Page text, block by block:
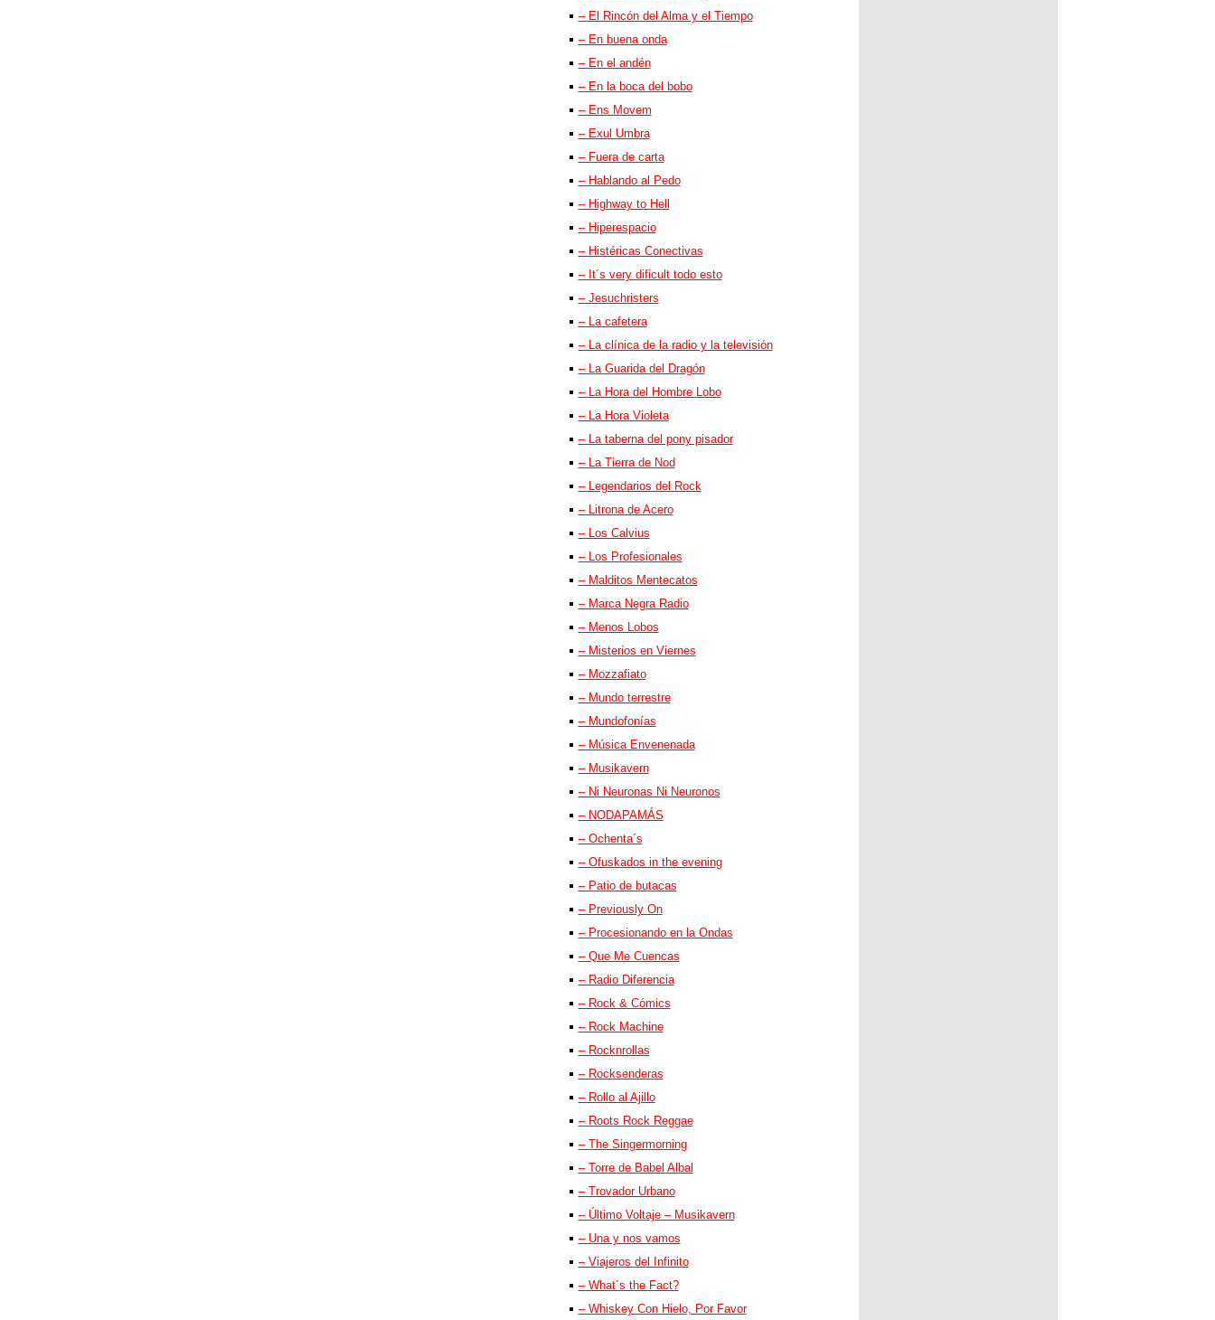
– El Rincón del Alma y el Tiempo
– En buena onda
– En el andén
– En la boca del bobo
– Ens Movem
– Exul Umbra
– Fuera de carta
– Hablando al Pedo
– Highway to Hell
– Hiperespacio
– Histéricas Conectivas
– It´s very dificult todo esto
– Jesuchristers
– La cafetera
– La clínica de la radio y la televisión
– La Guarida del Dragón
– La Hora del Hombre Lobo
– La Hora Violeta
– La taberna del pony pisador
– La Tierra de Nod
– Legendarios del Rock
– Litrona de Acero
– Los Calvius
– Los Profesionales
– Malditos Mentecatos
– Marca Negra Radio
– Menos Lobos
– Misterios en Viernes
– Mozzafiato
– Mundo terrestre
– Mundofonías
– Música Envenenada
– Musikavern
– Ni Neuronas Ni Neuronos
– NODAPAMÁS
– Ochenta´s
– Ofuskados in the evening
– Patio de butacas
– Previously On
– Procesionando en la Ondas
– Que Me Cuencas
– Radio Diferencia
– Rock & Cómics
– Rock Machine
– Rocknrollas
– Rocksenderas
– Rollo al Ajillo
– Roots Rock Reggae
– The Singermorning
– Torre de Babel Albal
– Trovador Urbano
– Último Voltaje – Musikavern
– Una y nos vamos
– Viajeros del Infinito
– What´s the Fact?
– Whiskey Con Hielo, Por Favor